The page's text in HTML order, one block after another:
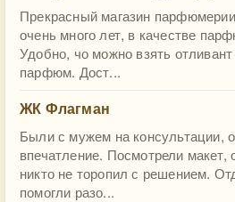
Прекрасный магазин
очень много лет, в качестве
Удобно, чо можно взять
парфюм. Дост...
ЖК Флагман
Были с мужем на консультации,
впечатление. Посмотрели макет,
никто не торопил с решением.
помогли разо...